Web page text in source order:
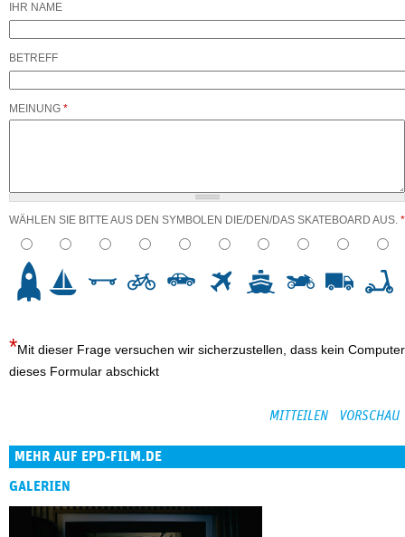
IHR NAME
BETREFF
MEINUNG *
WÄHLEN SIE BITTE AUS DEN SYMBOLEN DIE/DEN/DAS SKATEBOARD AUS. *
Mit dieser Frage versuchen wir sicherzustellen, dass kein Computer
dieses Formular abschickt
MEHR AUF EPD-FILM.DE
GALERIEN